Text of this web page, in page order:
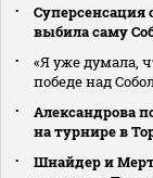
Суперсенсация
выбила саму
«Я уже думала,
победе над
Александрова
на турнире в
Шнайдер и